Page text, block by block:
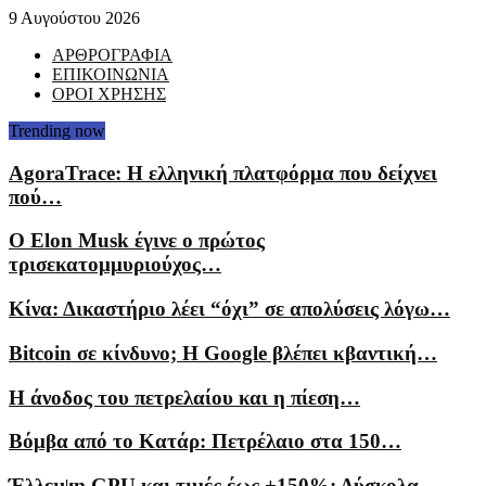
9 Αυγούστου 2026
ΑΡΘΡΟΓΡΑΦΙΑ
ΕΠΙΚΟΙΝΩΝΙΑ
ΟΡΟΙ ΧΡΗΣΗΣ
Trending now
AgoraTrace: Η ελληνική πλατφόρμα που δείχνει
πού…
Ο Elon Musk έγινε ο πρώτος
τρισεκατομμυριούχος…
Κίνα: Δικαστήριο λέει “όχι” σε απολύσεις λόγω…
Bitcoin σε κίνδυνο; Η Google βλέπει κβαντική…
Η άνοδος του πετρελαίου και η πίεση…
Βόμβα από το Κατάρ: Πετρέλαιο στα 150…